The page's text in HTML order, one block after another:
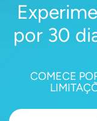
por 30
COMECE